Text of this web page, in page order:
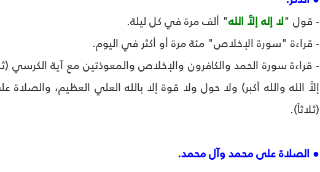
- قول "لا إله إلاَّ الله" ألف مرة في كل ليلة.
- قراءة "سورة الإخلاص" مئة مرة أو أكثر في اليوم.
- قراءة سورة الحمد والكافرون والإخلاص والمعوذتين مع آية الكرسي
إلاَّ الله والله أكبر) ولا حول ولا قوة إلا بالله العلي العظيم،
(ثلاثاً).
● الصلاة على محمد وآل محمد.